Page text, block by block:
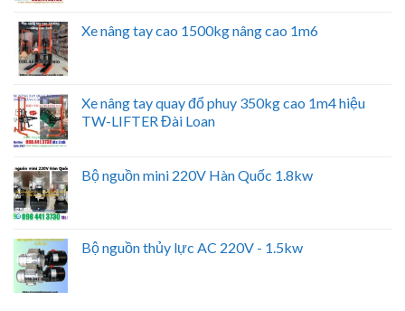
Xe nâng tay cao 1500kg nâng cao 1m6
Xe nâng tay quay đổ phuy 350kg cao 1m4 hiệu
TW-LIFTER Đài Loan
Bộ nguồn mini 220V Hàn Quốc 1.8kw
Bộ nguồn thủy lực AC 220V - 1.5kw